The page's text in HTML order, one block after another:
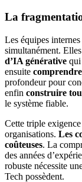
La
Les équipes
simultanément.
d’IA générative qui
ensuite
profondeur pour
enfin construire
le système fiable.
Cette triple
organisations. Les
coûteuses. La
des années
robuste nécessite
Tech possèdent.